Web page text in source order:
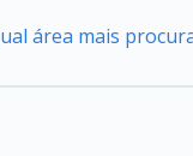
área mais